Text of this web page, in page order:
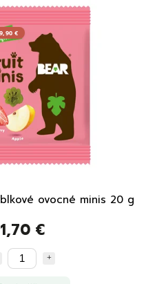
€
ovocné minis 20 g
1,70 €